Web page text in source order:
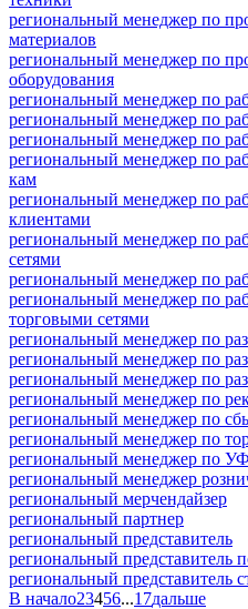
региональный менеджер по
материалов
региональный менеджер по
оборудования
региональный менеджер по
региональный менеджер по
региональный менеджер по
региональный менеджер по
кам
региональный менеджер по
клиентами
региональный менеджер по
сетями
региональный менеджер по
региональный менеджер по
торговыми сетями
региональный менеджер по
региональный менеджер по
региональный менеджер по
региональный менеджер по
региональный менеджер по
региональный менеджер по
региональный менеджер по
региональный менеджер
региональный мерчендайзер
региональный партнер
региональный представитель
региональный представитель
региональный представитель
В начало23456...17дальше